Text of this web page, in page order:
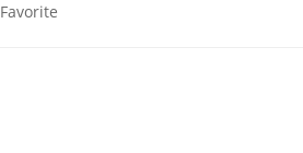
Favorite